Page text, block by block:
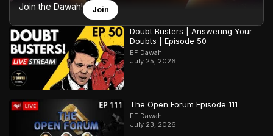
Join the Dawah! Join
Doubt Busters | Answering Your
Doubts | Episode 50
EF Dawah
July 25, 2026
The Open Forum Episode 111
EF Dawah
July 23, 2026